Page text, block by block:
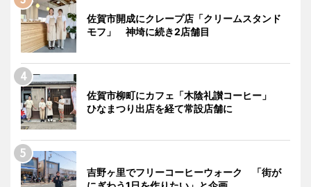
佐賀市開成にクレープ店「クリームスタンド
モフ」 神埼に続き2店舗目
佐賀市柳町にカフェ「木陰礼讃コーヒー」
ひなまつり出店を経て常設店舗に
吉野ヶ里でフリーコーヒーウォーク 「街が